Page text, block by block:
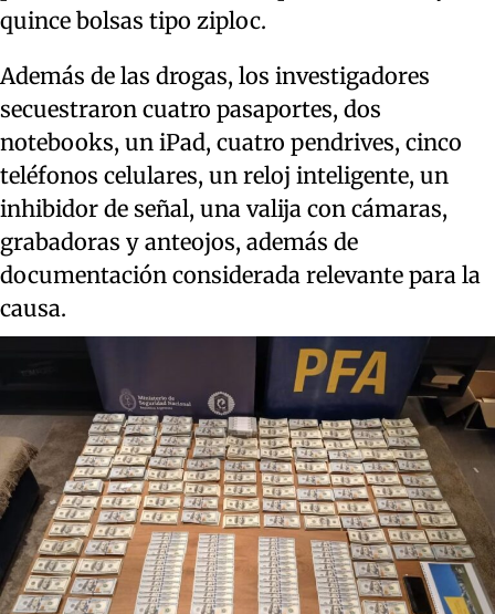
quince bolsas tipo ziploc.
Además de las drogas, los investigadores
secuestraron cuatro pasaportes, dos
notebooks, un iPad, cuatro pendrives, cinco
teléfonos celulares, un reloj inteligente, un
inhibidor de señal, una valija con cámaras,
grabadoras y anteojos, además de
documentación considerada relevante para la
causa.